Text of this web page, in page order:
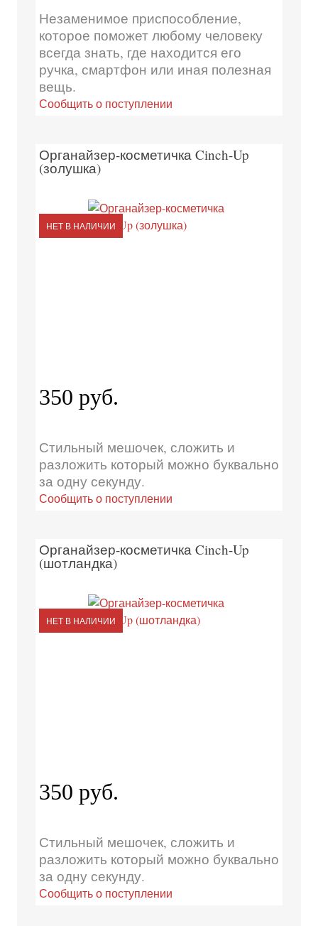
Незаменимое приспособление,
которое поможет любому человеку
всегда знать, где находится его
ручка, смартфон или иная полезная
вещь.
Сообщить о поступлении
Органайзер-косметичка Cinch-Up
(золушка)
НЕТ В НАЛИЧИИ
350 руб.
Стильный мешочек, сложить и
разложить который можно буквально
за одну секунду.
Сообщить о поступлении
Органайзер-косметичка Cinch-Up
(шотландка)
НЕТ В НАЛИЧИИ
350 руб.
Стильный мешочек, сложить и
разложить который можно буквально
за одну секунду.
Сообщить о поступлении